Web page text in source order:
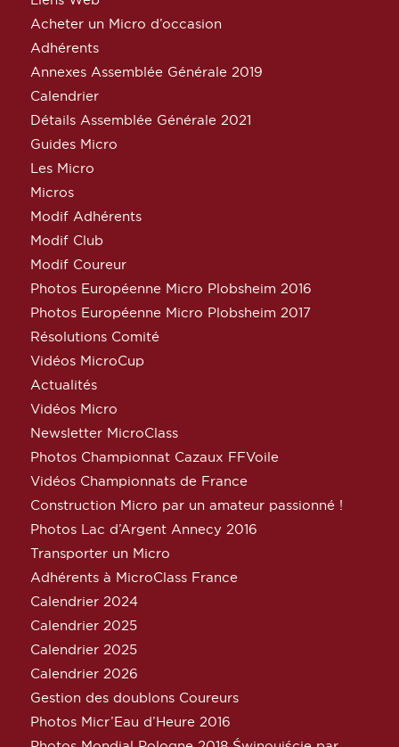
Acheter un Micro d’occasion
Adhérents
Annexes Assemblée Générale 2019
Calendrier
Détails Assemblée Générale 2021
Guides Micro
Les Micro
Micros
Modif Adhérents
Modif Club
Modif Coureur
Photos Européenne Micro Plobsheim 2016
Photos Européenne Micro Plobsheim 2017
Résolutions Comité
Vidéos MicroCup
Actualités
Vidéos Micro
Newsletter MicroClass
Photos Championnat Cazaux FFVoile
Vidéos Championnats de France
Construction Micro par un amateur passionné !
Photos Lac d’Argent Annecy 2016
Transporter un Micro
Adhérents à MicroClass France
Calendrier 2024
Calendrier 2025
Calendrier 2025
Calendrier 2026
Gestion des doublons Coureurs
Photos Micr’Eau d’Heure 2016